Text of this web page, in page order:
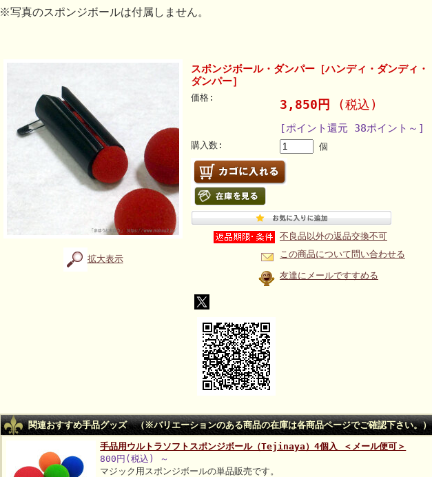
※写真のスポンジボールは付属しません。
拡大表示
スポンジボール・ダンパー［ハンディ・ダンディ・
ダンパー］
価格: 3,850円 (税込)
[ポイント還元 38ポイント～]
購入数: 個
不良品以外の返品交換不可
この商品について問い合わせる
友達にメールですすめる
関連おすすめ手品グッズ （※バリエーションのある商品の在庫は各商品ページでご確認下さい。）
手品用ウルトラソフトスポンジボール（Tejinaya）4個入 ＜メール便可＞
800円(税込)
～
マジック用スポンジボールの単品販売です。